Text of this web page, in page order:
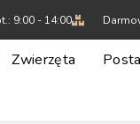
9:00 - 14:00
Zwierzęta